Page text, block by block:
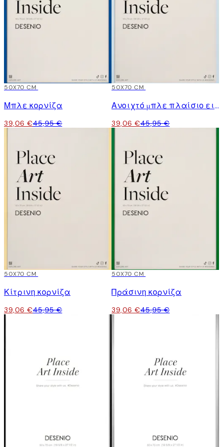
15%*
50X70 CM
Μπλε κορνίζα
39,06 €45,95 €
15%*
50X70 CM
Ανοιχτό μπλε πλαίσιο εικόνας
39,06 €45,95 €
15%*
50X70 CM
Κίτρινη κορνίζα
39,06 €45,95 €
15%*
50X70 CM
Πράσινη κορνίζα
39,06 €45,95 €